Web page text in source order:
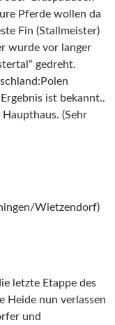
Pferde wollen da
Fin (Stallmeister)
wurde vor langer
gedreht.
ist bekannt..
(Sehr
Wietzendorf)
letzte Etappe des
Heide nun verlassen
und